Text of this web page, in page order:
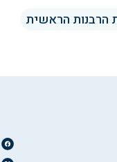
הרבנות הראשית